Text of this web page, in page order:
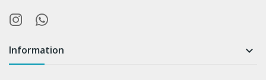
Information 